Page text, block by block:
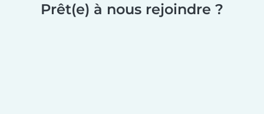
Prêt(e) à nous rejoindre ?